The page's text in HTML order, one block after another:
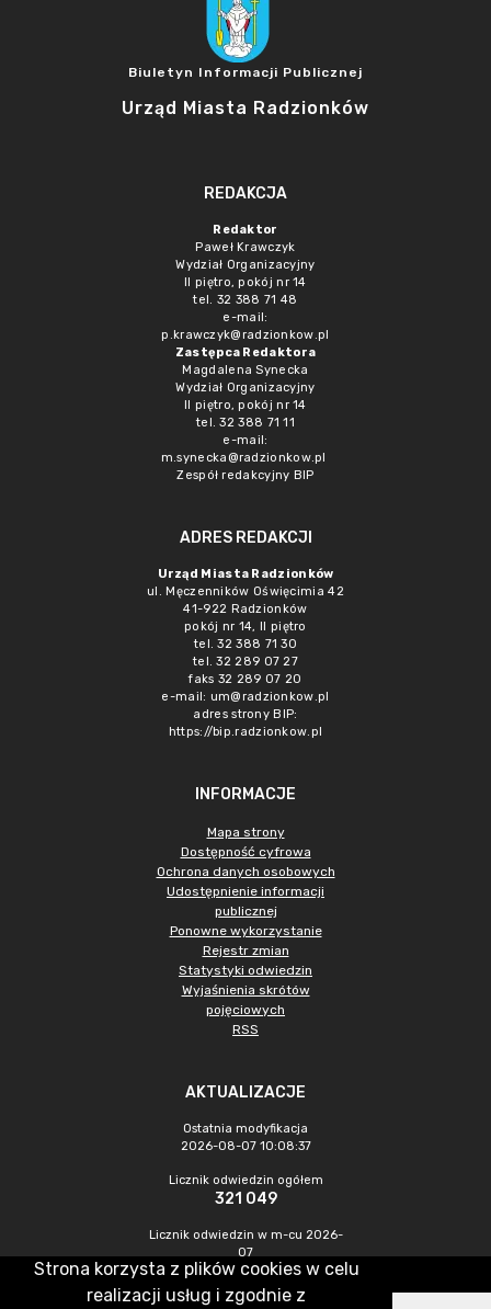
Biuletyn Informacji Publicznej
Urząd Miasta Radzionków
REDAKCJA
Redaktor
Paweł Krawczyk
Wydział Organizacyjny
II piętro, pokój nr 14
tel. 32 388 71 48
e-mail:
p.krawczyk@radzionkow.pl
Zastępca Redaktora
Magdalena Synecka
Wydział Organizacyjny
II piętro, pokój nr 14
tel. 32 388 71 11
e-mail:
m.synecka@radzionkow.pl
Zespół redakcyjny BIP
ADRES REDAKCJI
Urząd Miasta Radzionków
ul. Męczenników Oświęcimia 42
41-922 Radzionków
pokój nr 14, II piętro
tel. 32 388 71 30
tel. 32 289 07 27
faks 32 289 07 20
e-mail: um@radzionkow.pl
adres strony BIP:
https://bip.radzionkow.pl
INFORMACJE
Mapa strony
Dostępność cyfrowa
Ochrona danych osobowych
Udostępnienie informacji
publicznej
Ponowne wykorzystanie
Rejestr zmian
Statystyki odwiedzin
Wyjaśnienia skrótów
pojęciowych
RSS
AKTUALIZACJE
Ostatnia modyfikacja
2026-08-07 10:08:37
Licznik odwiedzin ogółem
321 049
Licznik odwiedzin w m-cu 2026-
07
1 108
Strona korzysta z plików cookies w celu
realizacji usług i zgodnie z